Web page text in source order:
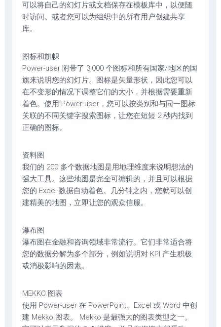
可以将自己的幻灯片或文档保存在模板库中，以便随
时访问。或者您可以为组织中的所有用户创建共享
库。
图标和旗帜
Power-user 附带了 3,000 个图标和所有国家/地区的国
旗来说明您的幻灯片。图标是矢量形状，因此您可以
在不变形的情况下调整它们的大小，并根据需要重新
着色。使用 Power-user，您可以按类别和与同一图标
关联的不同关键字搜索图标，让您在短短 2 秒内找到
正确的图标。
资料图
我们的 200 多个数据地图是用地理维度来说明想法的
强大工具。这些地图是完全可编辑的，并且可以根据
您的 Excel 数据自动着色。几分钟之内，您就可以创
建精美的地图，立即让您的观众信服。
瀑布图
瀑布图在金融和咨询领域非常流行。它们非常适合将
您的数据分解为多个部分，例如说明对 KPI 产生积极
或消极影响的因素。
MEKKO 图表
使用 Power-user 在 PowerPoint、Excel 或 Word 中创
建 Mekko 图表。 Mekko 是最强大的图表类型之一。